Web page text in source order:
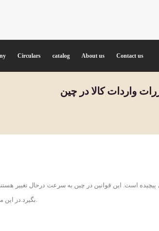
Circulars catalog About us Contact us
واردات کالا در چین
پیچیده است. این قوانین در چین به سرعت درحال تغییر
بگیرد.در این مطلب همراه ما باشید تا با مقررات واردات کالا در چین آشنا شویم.